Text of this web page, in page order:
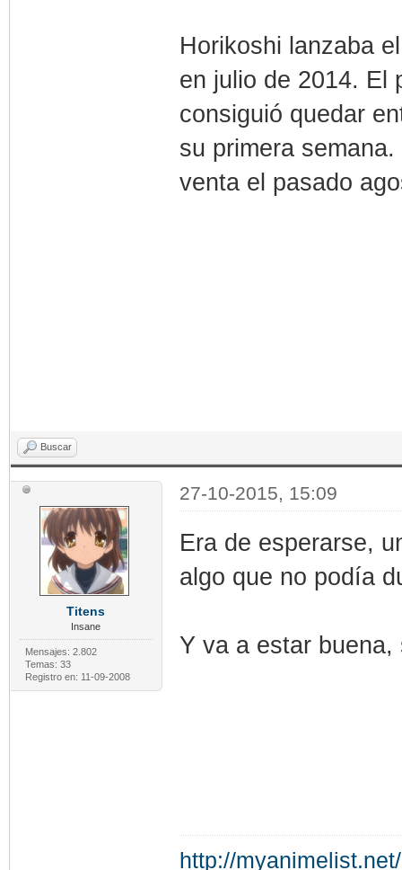
Horikoshi lanzaba
en julio de 2014. El
consiguió quedar
su primera
venta el pasado
Buscar
Titens
Insane
Mensajes: 2.802
Temas: 33
Registro en: 11-09-2008
27-10-2015, 15:09
Era de esperarse,
algo que no podía
Y va a estar
http://